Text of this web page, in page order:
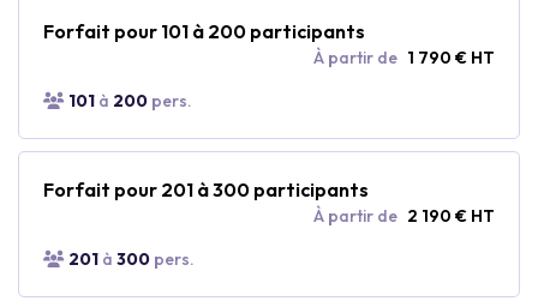
Forfait pour 101 à 200 participants
À partir de 1 790 € HT
101 à 200 pers.
Forfait pour 201 à 300 participants
À partir de 2 190 € HT
201 à 300 pers.